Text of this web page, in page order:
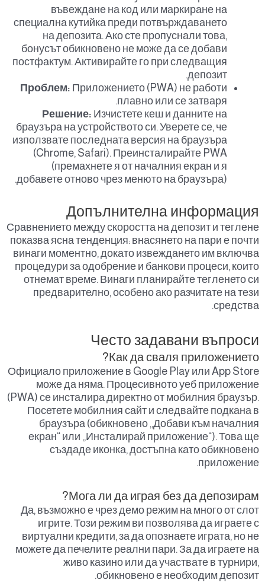
въвеждане на код или маркиране на
специална кутийка преди потвърждаването
на депозита. Ако сте пропуснали това,
бонусът обикновено не може да се добави
постфактум. Активирайте го при следващия
депозит.
Проблем: Приложението (PWA) не работи
плавно или се затваря.
Решение: Изчистете кеш и данните на
браузъра на устройството си. Уверете се, че
използвате последната версия на браузъра
(Chrome, Safari). Преинсталирайте PWA
(премахнете я от началния екран и я
добавете отново чрез менюто на браузъра).
Допълнителна информация
Сравнението между скоростта на депозит и теглене
показва ясна тенденция: внасянето на пари е почти
винаги моментно, докато извеждането им включва
процедури за одобрение и банкови процеси, които
отнемат време. Винаги планирайте тегленето си
предварително, особено ако разчитате на тези
средства.
Често задавани въпроси
Как да сваля приложението?
Официало приложение в Google Play или App Store
може да няма. Процесивното уеб приложение
(PWA) се инсталира директно от мобилния браузър.
Посетете мобилния сайт и следвайте подкана в
браузъра (обикновено „Добави към началния
екран“ или „Инсталирай приложение“). Това ще
създаде иконка, достъпна като обикновено
приложение.
Мога ли да играя без да депозирам?
Да, възможно е чрез демо режим на много от слот
игрите. Този режим ви позволява да играете с
виртуални кредити, за да опознаете играта, но не
можете да печелите реални пари. За да играете на
живо казино или да участвате в турнири,
обикновено е необходим депозит.